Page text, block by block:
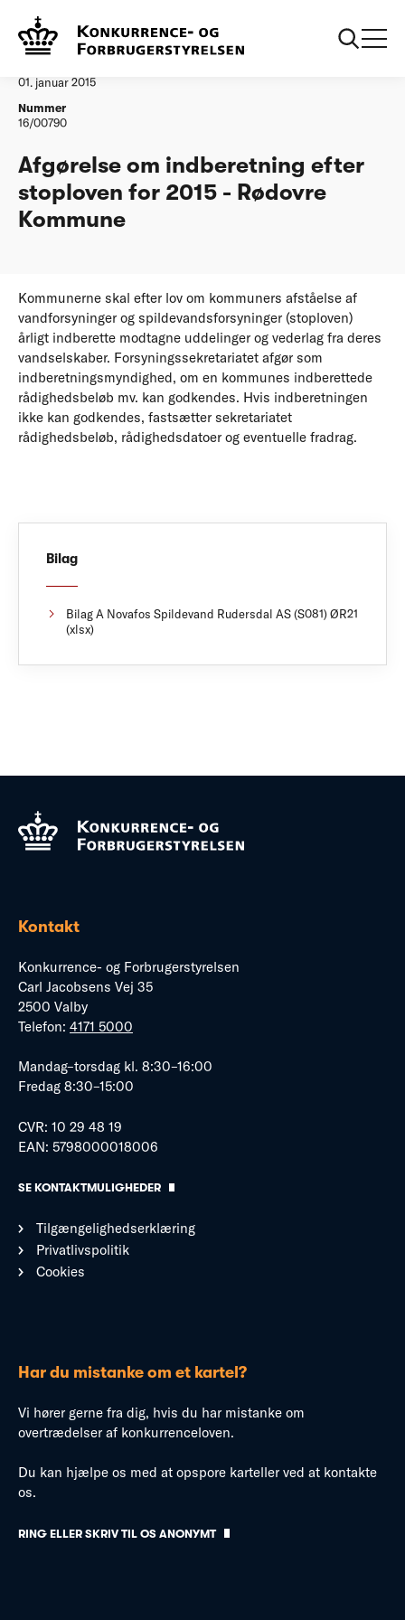
Vandtilsyn
01. januar 2015
Nummer
16/00790
Afgørelse om indberetning efter
stoploven for 2015 - Rødovre
Kommune
Kommunerne skal efter lov om kommuners afståelse af
vandforsyninger og spildevandsforsyninger (stoploven)
årligt indberette modtagne uddelinger og vederlag fra deres
vandselskaber. Forsyningssekretariatet afgør som
indberetningsmyndighed, om en kommunes indberettede
rådighedsbeløb mv. kan godkendes. Hvis indberetningen
ikke kan godkendes, fastsætter sekretariatet
rådighedsbeløb, rådighedsdatoer og eventuelle fradrag.
Bilag
Bilag A Novafos Spildevand Rudersdal AS (S081) ØR21
(xlsx)
Kontakt
Konkurrence- og Forbrugerstyrelsen
Carl Jacobsens Vej 35
2500 Valby
Telefon: 4171 5000
Mandag–torsdag kl. 8:30–16:00
Fredag 8:30–15:00
CVR: 10 29 48 19
EAN: 5798000018006
SE KONTAKTMULIGHEDER
Tilgængelighedserklæring
Privatlivspolitik
Cookies
Har du mistanke om et kartel?
Vi hører gerne fra dig, hvis du har mistanke om
overtrædelser af konkurrenceloven.
Du kan hjælpe os med at opspore karteller ved at kontakte
os.
RING ELLER SKRIV TIL OS ANONYMT